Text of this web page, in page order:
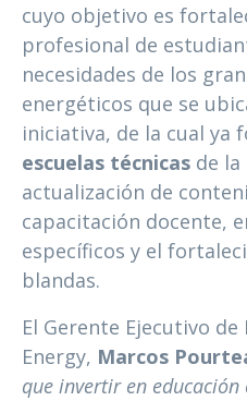
cuyo objetivo es
profesional de
necesidades de los
energéticos que se
iniciativa, de la cual ya
escuelas técnicas de
actualización de
capacitación docente,
específicos y el
blandas.
El Gerente Ejecutivo
Energy, Marcos
que invertir en